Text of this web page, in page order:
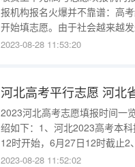
报机构报名火爆并不靠谱：高
开始填志愿。由于社会越来越
来越多，很多考生为了选择一
2023-08-28 11:53:20
河北高考平行志愿 河北
2023河北高考志愿填报时间一
绍如下：1、河北2023高考本
12时开始，6月27日12时截止2
段、C段，A段军队院校志愿除
2023-08-28 11:52:02